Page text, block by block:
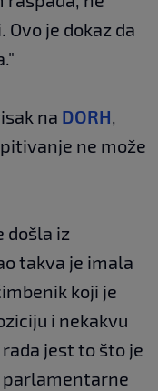
je dokaz da
na DORH,
ne može
došla iz
takva je imala
koji je
i nekakvu
jest to što je
parlamentarne